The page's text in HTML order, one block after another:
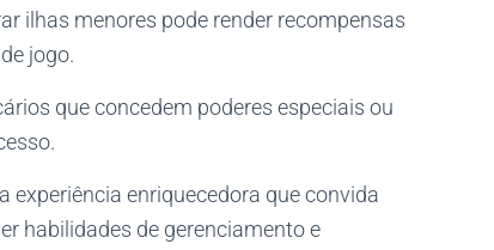
ilhas menores pode render recompensas
jogo.
que concedem poderes especiais ou
experiência enriquecedora que convida
habilidades de gerenciamento e